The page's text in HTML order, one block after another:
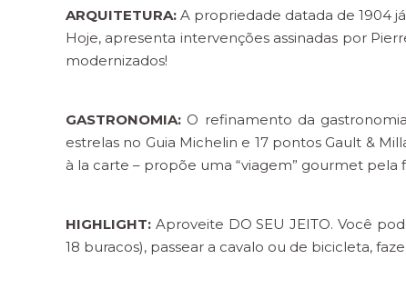
ARQUITETURA:A propriedade datada de 1904
Hoje, apresenta intervenções assinadas por
modernizados!
GASTRONOMIA: O refinamento da
estrelas no Guia Michelin e 17 pontos Gault &
à la carte – propõe uma “viagem” gourmet
HIGHLIGHT: Aproveite DO SEU JEITO. Você
18 buracos), passear a cavalo ou de bicicleta,